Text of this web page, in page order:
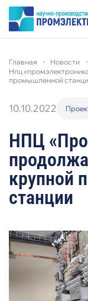
главная
новости
нпц «промэлектроника» продолжает модернизацию крупной
промышленной
10.10.2022
НПЦ
крупной
станции